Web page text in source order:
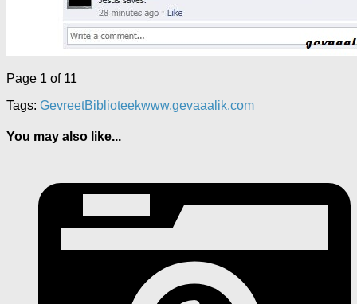
Page 1 of 11
Tags: GevreetBiblioteekwww.gevaaalik.com
You may also like...